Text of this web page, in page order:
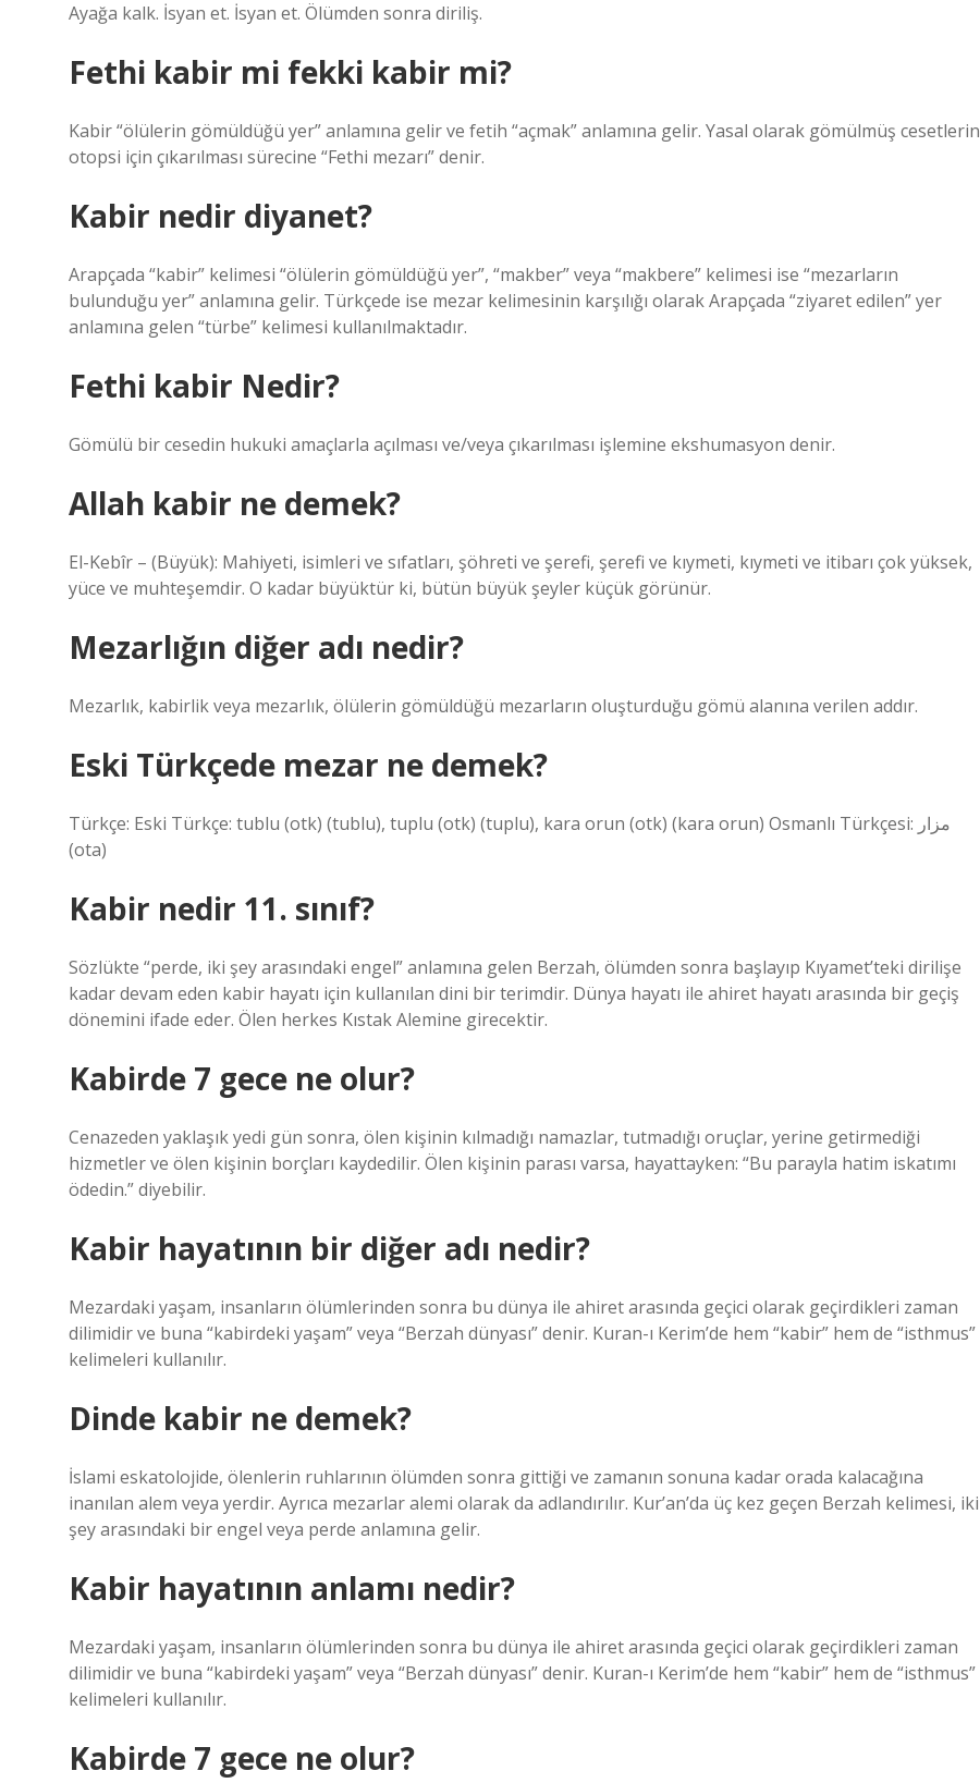
Ayağa kalk. İsyan et. İsyan et. Ölümden sonra diriliş.
Fethi kabir mi fekki kabir mi?
Kabir “ölülerin gömüldüğü yer” anlamına gelir ve fetih “açmak” anlamına gelir. Yasal olarak gömülmüş cesetlerin
otopsi için çıkarılması sürecine “Fethi mezarı” denir.
Kabir nedir diyanet?
Arapçada “kabir” kelimesi “ölülerin gömüldüğü yer”, “makber” veya “makbere” kelimesi ise “mezarların
bulunduğu yer” anlamına gelir. Türkçede ise mezar kelimesinin karşılığı olarak Arapçada “ziyaret edilen” yer
anlamına gelen “türbe” kelimesi kullanılmaktadır.
Fethi kabir Nedir?
Gömülü bir cesedin hukuki amaçlarla açılması ve/veya çıkarılması işlemine ekshumasyon denir.
Allah kabir ne demek?
El-Kebîr – (Büyük): Mahiyeti, isimleri ve sıfatları, şöhreti ve şerefi, şerefi ve kıymeti, kıymeti ve itibarı çok yüksek,
yüce ve muhteşemdir. O kadar büyüktür ki, bütün büyük şeyler küçük görünür.
Mezarlığın diğer adı nedir?
Mezarlık, kabirlik veya mezarlık, ölülerin gömüldüğü mezarların oluşturduğu gömü alanına verilen addır.
Eski Türkçede mezar ne demek?
Türkçe: Eski Türkçe: tublu‎ (otk) (tublu), tuplu‎ (otk) (tuplu), kara orun‎ (otk) (kara orun) Osmanlı Türkçesi: مزار‎
(ota)
Kabir nedir 11. sınıf?
Sözlükte “perde, iki şey arasındaki engel” anlamına gelen Berzah, ölümden sonra başlayıp Kıyamet’teki dirilişe
kadar devam eden kabir hayatı için kullanılan dini bir terimdir. Dünya hayatı ile ahiret hayatı arasında bir geçiş
dönemini ifade eder. Ölen herkes Kıstak Alemine girecektir.
Kabirde 7 gece ne olur?
Cenazeden yaklaşık yedi gün sonra, ölen kişinin kılmadığı namazlar, tutmadığı oruçlar, yerine getirmediği
hizmetler ve ölen kişinin borçları kaydedilir. Ölen kişinin parası varsa, hayattayken: “Bu parayla hatim iskatımı
ödedin.” diyebilir.
Kabir hayatının bir diğer adı nedir?
Mezardaki yaşam, insanların ölümlerinden sonra bu dünya ile ahiret arasında geçici olarak geçirdikleri zaman
dilimidir ve buna “kabirdeki yaşam” veya “Berzah dünyası” denir. Kuran-ı Kerim’de hem “kabir” hem de “isthmus”
kelimeleri kullanılır.
Dinde kabir ne demek?
İslami eskatolojide, ölenlerin ruhlarının ölümden sonra gittiği ve zamanın sonuna kadar orada kalacağına
inanılan alem veya yerdir. Ayrıca mezarlar alemi olarak da adlandırılır. Kur’an’da üç kez geçen Berzah kelimesi, iki
şey arasındaki bir engel veya perde anlamına gelir.
Kabir hayatının anlamı nedir?
Mezardaki yaşam, insanların ölümlerinden sonra bu dünya ile ahiret arasında geçici olarak geçirdikleri zaman
dilimidir ve buna “kabirdeki yaşam” veya “Berzah dünyası” denir. Kuran-ı Kerim’de hem “kabir” hem de “isthmus”
kelimeleri kullanılır.
Kabirde 7 gece ne olur?